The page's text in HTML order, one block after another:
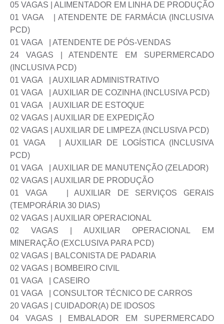
05 VAGAS | ALIMENTADOR EM LINHA DE PRODUÇÃO
01 VAGA | ATENDENTE DE FARMÁCIA (INCLUSIVA
PCD)
01 VAGA | ATENDENTE DE PÓS-VENDAS
24 VAGAS | ATENDENTE EM SUPERMERCADO
(INCLUSIVA PCD)
01 VAGA | AUXILIAR ADMINISTRATIVO
01 VAGA | AUXILIAR DE COZINHA (INCLUSIVA PCD)
01 VAGA | AUXILIAR DE ESTOQUE
02 VAGAS | AUXILIAR DE EXPEDIÇÃO
02 VAGAS | AUXILIAR DE LIMPEZA (INCLUSIVA PCD)
01 VAGA | AUXILIAR DE LOGÍSTICA (INCLUSIVA
PCD)
01 VAGA | AUXILIAR DE MANUTENÇÃO (ZELADOR)
02 VAGAS | AUXILIAR DE PRODUÇÃO
01 VAGA | AUXILIAR DE SERVIÇOS GERAIS
(TEMPORÁRIA 30 DIAS)
02 VAGAS | AUXILIAR OPERACIONAL
02 VAGAS | AUXILIAR OPERACIONAL EM
MINERAÇÃO (EXCLUSIVA PARA PCD)
02 VAGAS | BALCONISTA DE PADARIA
02 VAGAS | BOMBEIRO CIVIL
01 VAGA | CASEIRO
01 VAGA | CONSULTOR TÉCNICO DE CARROS
20 VAGAS | CUIDADOR(A) DE IDOSOS
04 VAGAS | EMBALADOR EM SUPERMERCADO